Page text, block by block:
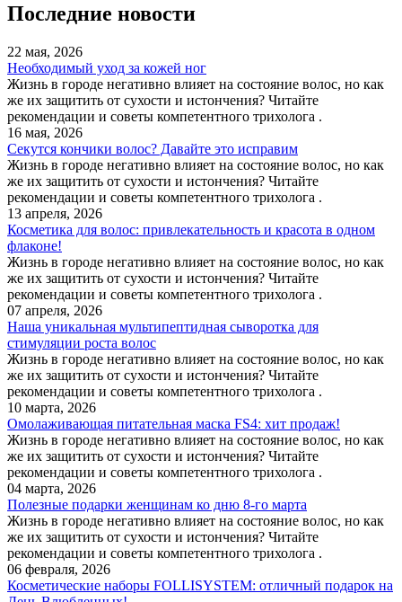
Последние новости
22 мая, 2026
Необходимый уход за кожей ног
Жизнь в городе негативно влияет на состояние волос, но как
же их защитить от сухости и истончения? Читайте
рекомендации и советы компетентного трихолога .
16 мая, 2026
Секутся кончики волос? Давайте это исправим
Жизнь в городе негативно влияет на состояние волос, но как
же их защитить от сухости и истончения? Читайте
рекомендации и советы компетентного трихолога .
13 апреля, 2026
Косметика для волос: привлекательность и красота в одном
флаконе!
Жизнь в городе негативно влияет на состояние волос, но как
же их защитить от сухости и истончения? Читайте
рекомендации и советы компетентного трихолога .
07 апреля, 2026
Наша уникальная мультипептидная сыворотка для
стимуляции роста волос
Жизнь в городе негативно влияет на состояние волос, но как
же их защитить от сухости и истончения? Читайте
рекомендации и советы компетентного трихолога .
10 марта, 2026
Омолаживающая питательная маска FS4: хит продаж!
Жизнь в городе негативно влияет на состояние волос, но как
же их защитить от сухости и истончения? Читайте
рекомендации и советы компетентного трихолога .
04 марта, 2026
Полезные подарки женщинам ко дню 8-го марта
Жизнь в городе негативно влияет на состояние волос, но как
же их защитить от сухости и истончения? Читайте
рекомендации и советы компетентного трихолога .
06 февраля, 2026
Косметические наборы FOLLISYSTEM: отличный подарок на